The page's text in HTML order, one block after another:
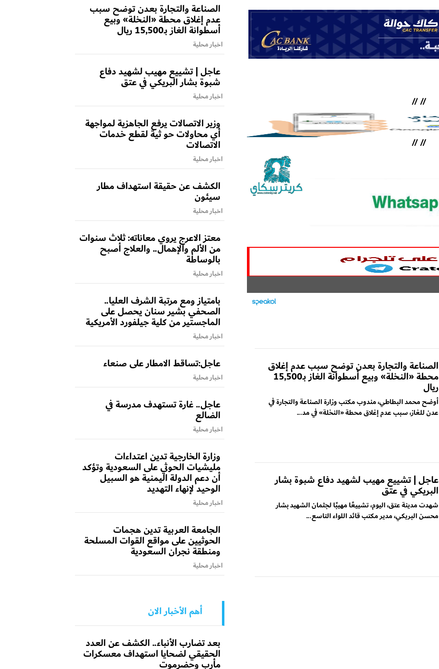
//
//
//
//
الصناعة والتجارة بعدن توضح سبب عدم إغلاق
محطة «النخلة» وبيع أسطوانة الغاز بـ15,500
ريال
أوضح محمد البطاطي، مندوب مكتب وزارة الصناعة والتجارة في
عدن للغاز، سبب عدم إغلاق محطة «النخلة» في مد...
عاجل | تشييع مهيب لشهيد دفاع شبوة بشار
البريكي في عتق
شهدت مدينة عتق، اليوم، تشييعًا مهيبًا لجثمان الشهيد بشار
محسن البريكي، مدير مكتب قائد اللواء التاسع...
الصناعة والتجارة بعدن توضح سبب
عدم إغلاق محطة «النخلة» وبيع
أسطوانة الغاز بـ15,500 ريال
اخبار محلية
عاجل | تشييع مهيب لشهيد دفاع
شبوة بشار البريكي في عتق
اخبار محلية
وزير الاتصالات يرفع الجاهزية لمواجهة
أي محاولات حو ثية لقطع خدمات
الاتصالات
اخبار محلية
الكشف عن حقيقة استهداف مطار
سيئون
اخبار محلية
معتز الاعرج يروي معاناته: ثلاث سنوات
من الألم والإهمال.. والعلاج أصبح
بالوساطة
اخبار محلية
بامتياز ومع مرتبة الشرف العليا..
الصحفي بشير سنان يحصل على
الماجستير من كلية جيلفورد الأمريكية
اخبار محلية
عاجل:تساقط الامطار على صنعاء
اخبار محلية
عاجل.. غارة تستهدف مدرسة في
الضالع
اخبار محلية
وزارة الخارجية تدين اعتداءات
مليشيات الحوثي على السعودية وتؤكد
أن دعم الدولة اليمنية هو السبيل
الوحيد لإنهاء التهديد
اخبار محلية
الجامعة العربية تدين هجمات
الحوثيين على مواقع القوات المسلحة
ومنطقة نجران السعودية
اخبار محلية
أهم الأخبار الان
بعد تضارب الأنباء.. الكشف عن العدد
الحقيقي لضحايا استهداف معسكرات
مأرب وحضرموت